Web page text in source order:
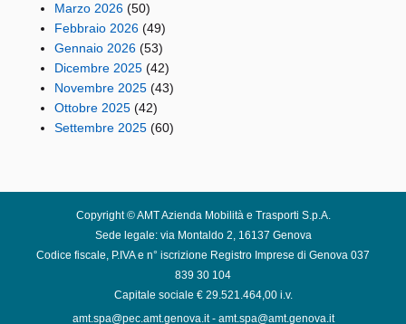
Marzo 2026 (50)
Febbraio 2026 (49)
Gennaio 2026 (53)
Dicembre 2025 (42)
Novembre 2025 (43)
Ottobre 2025 (42)
Settembre 2025 (60)
Copyright © AMT Azienda Mobilità e Trasporti S.p.A.
Sede legale: via Montaldo 2, 16137 Genova
Codice fiscale, P.IVA e n° iscrizione Registro Imprese di Genova 037
839 30 104
Capitale sociale € 29.521.464,00 i.v.
amt.spa@pec.amt.genova.it- amt.spa@amt.genova.it